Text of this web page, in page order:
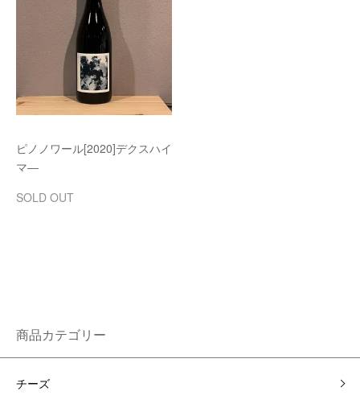
ピノノワール[2020]デクスハイ
マ―
SOLD OUT
商品カテゴリー
チーズ